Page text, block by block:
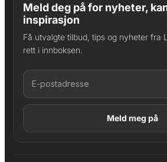
Meld deg på for nyheter,
inspirasjon
Få utvalgte tilbud, tips og nyheter fra
rett i innboksen.
LAGT I HANDLEKURV
Produktet er lagt til